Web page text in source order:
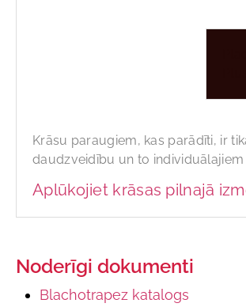
Krāsu paraugiem, kas parādīti, ir
daudzveidību un to
Aplūkojiet krāsas pilnajā
Noderīgi dokumenti
Blachotrapez katalogs